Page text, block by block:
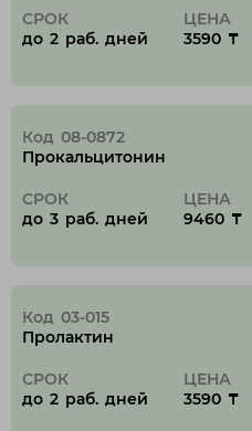
СРОК
до 2 раб. дней
ЦЕНА
3590 ₸
Код 08-0872
Прокальцитонин
СРОК
до 3 раб. дней
ЦЕНА
9460 ₸
Код 03-015
Пролактин
СРОК
до 2 раб. дней
ЦЕНА
3590 ₸
Каскелен
Кокшетау
Л
Лисаковск
Павлодар
Р